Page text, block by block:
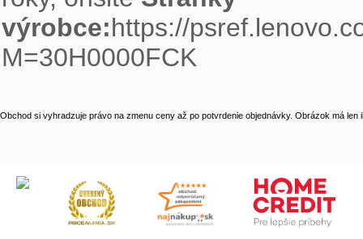
výrobce:https://
M=30H0000FCK
Obchod si vyhradzuje právo na zmenu ceny až po potvrdenie objednávky. Obrázok má len